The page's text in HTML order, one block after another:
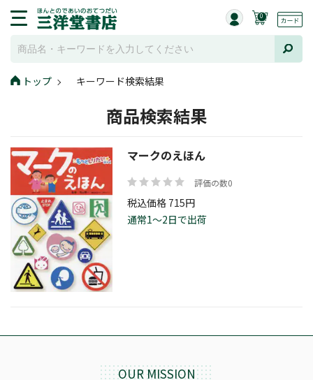
0
トップ キーワード検索結果
商品検索結果
マークのえほん
評価の数0
税込価格 715円
通常1～2日で出荷
OUR MISSION